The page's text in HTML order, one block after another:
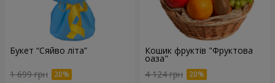
Букет “Сяйво літа”
1 699 грн
Кошик фруктів "Фруктова
оаза"
4 124 грн